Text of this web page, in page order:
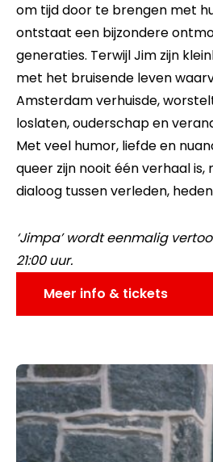
om tijd door te brengen met
ontstaat een bijzondere
generaties. Terwijl Jim zijn
met het bruisende leven
Amsterdam verhuisde,
loslaten, ouderschap en
Met veel humor, liefde en
queer zijn nooit één verhaal
dialoog tussen verleden,
‘Jimpa’ wordt eenmalig
21:00 uur.
Meer info & tickets